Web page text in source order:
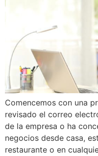
Comencemos con una
revisado el correo
de la empresa o ha
negocios desde casa,
restaurante o en